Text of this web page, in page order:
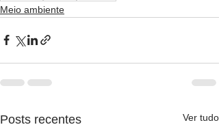
Meio ambiente
Posts recentes Ver tudo